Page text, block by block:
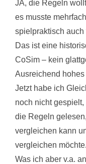
JA, die Regeln
es musste
spielpraktisch auch
Das ist eine
CoSim – kein
Ausreichend
Jetzt habe ich
noch nicht
die Regeln
vergleichen kann
vergleichen möchte.
Was ich aber v.a.